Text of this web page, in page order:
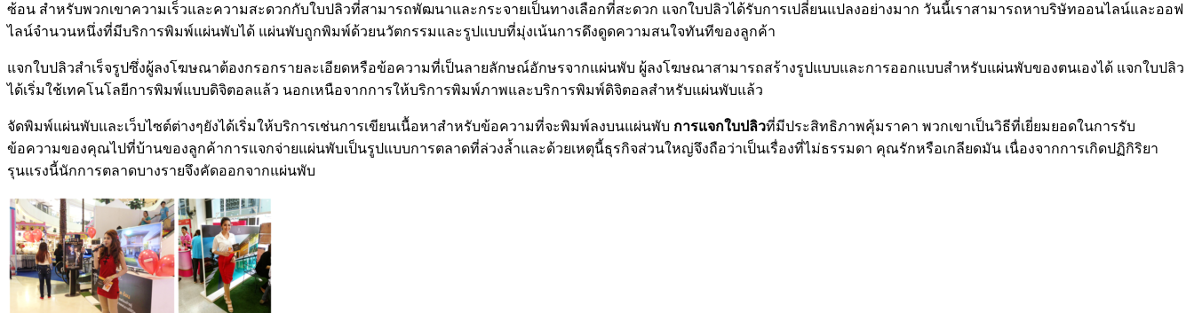
ซ้อน สำหรับพวกเขาความเร็วและความสะดวกกับใบปลิวที่สามารถพัฒนาและกระจายเป็นทางเลือกที่สะดวก แจกใบปลิวได้รับการเปลี่ยนแปลงอย่างมาก วันนี้เราสามารถหาบริษัทออนไลน์และออฟ
ไลน์จำนวนหนึ่งที่มีบริการพิมพ์แผ่นพับได้ แผ่นพับถูกพิมพ์ด้วยนวัตกรรมและรูปแบบที่มุ่งเน้นการดึงดูดความสนใจทันทีของลูกค้า
แจกใบปลิวสำเร็จรูปซึ่งผู้ลงโฆษณาต้องกรอกรายละเอียดหรือข้อความที่เป็นลายลักษณ์อักษรจากแผ่นพับ ผู้ลงโฆษณาสามารถสร้างรูปแบบและการออกแบบสำหรับแผ่นพับของตนเองได้ แจกใบปลิว
ได้เริ่มใช้เทคโนโลยีการพิมพ์แบบดิจิตอลแล้ว นอกเหนือจากการให้บริการพิมพ์ภาพและบริการพิมพ์ดิจิตอลสำหรับแผ่นพับแล้ว
จัดพิมพ์แผ่นพับและเว็บไซต์ต่างๆยังได้เริ่มให้บริการเช่นการเขียนเนื้อหาสำหรับข้อความที่จะพิมพ์ลงบนแผ่นพับ การแจกใบปลิวที่มีประสิทธิภาพคุ้มราคา พวกเขาเป็นวิธีที่เยี่ยมยอดในการรับ
ข้อความของคุณไปที่บ้านของลูกค้าการแจกจ่ายแผ่นพับเป็นรูปแบบการตลาดที่ล่วงล้ำและด้วยเหตุนี้ธุรกิจส่วนใหญ่จึงถือว่าเป็นเรื่องที่ไม่ธรรมดา คุณรักหรือเกลียดมัน เนื่องจากการเกิดปฏิกิริยา
รุนแรงนี้นักการตลาดบางรายจึงคัดออกจากแผ่นพับ